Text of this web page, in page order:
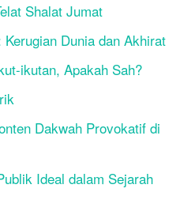
Shalat Jumat
Dunia dan Akhirat
ikutan, Apakah Sah?
Dakwah Provokatif di
Ideal dalam Sejarah